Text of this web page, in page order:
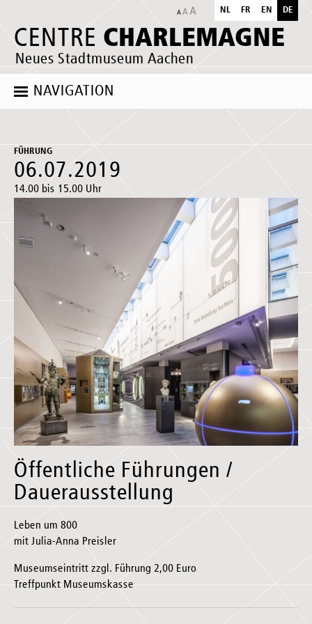
CENTRE CHARLEMAGNE
Neues Stadtmuseum Aachen
NL FR EN DE
NAVIGATION
FÜHRUNG
06.07.2019
14.00 bis 15.00 Uhr
Öffentliche Führungen /
Dauerausstellung
Leben um 800
mit Julia-Anna Preisler
Museumseintritt zzgl. Führung 2,00 Euro
Treffpunkt Museumskasse